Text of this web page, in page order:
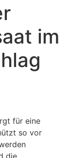
im
für eine
so vor
die